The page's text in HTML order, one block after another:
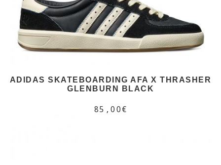
ADIDAS SKATEBOARDING AFA X THRASHER
GLENBURN BLACK
85,00€